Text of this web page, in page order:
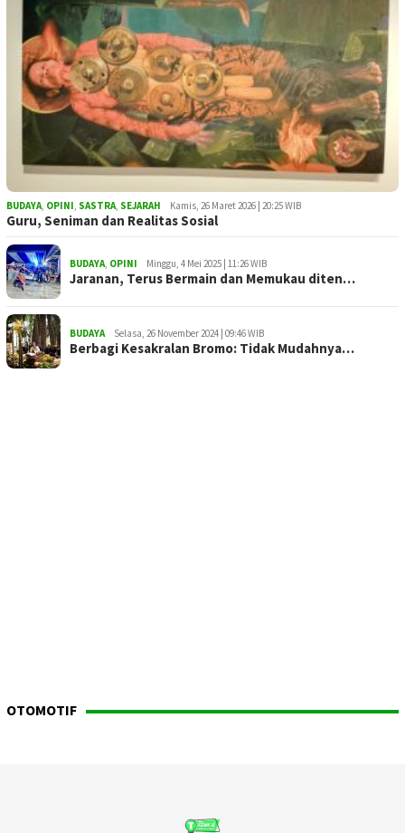
BUDAYA, OPINI, SASTRA, SEJARAH Kamis, 26 Maret 2026 | 20:25 WIB
Guru, Seniman dan Realitas Sosial
BUDAYA, OPINI Minggu, 4 Mei 2025 | 11:26 WIB
Jaranan, Terus Bermain dan Memukau diten…
BUDAYA Selasa, 26 November 2024 | 09:46 WIB
Berbagi Kesakralan Bromo: Tidak Mudahnya…
OTOMOTIF